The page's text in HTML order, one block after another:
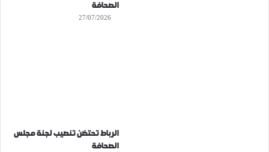
الصحافة
27/07/2026
الرباط تحتضن تنصيب لجنة مجلس
الصحافة